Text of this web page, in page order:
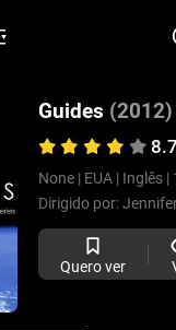
Guides (2012)
8.7
None | EUA | Inglês |
Dirigido por:
Quero ver